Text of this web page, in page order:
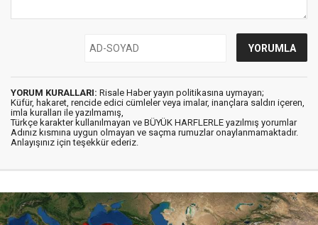
YORUM KURALLARI: Risale Haber yayın politikasına uymayan;
Küfür, hakaret, rencide edici cümleler veya imalar, inançlara saldırı içeren,
imla kuralları ile yazılmamış,
Türkçe karakter kullanılmayan ve BÜYÜK HARFLERLE yazılmış yorumlar
Adınız kısmına uygun olmayan ve saçma rumuzlar onaylanmamaktadır.
Anlayışınız için teşekkür ederiz.